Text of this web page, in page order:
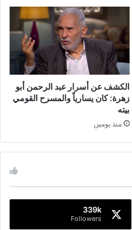
الكشف عن أسرار عبد الرحمن أبو
زهرة: كان يسارياً والمسرح القومي
بيته
منذ يومين
339k
Followers